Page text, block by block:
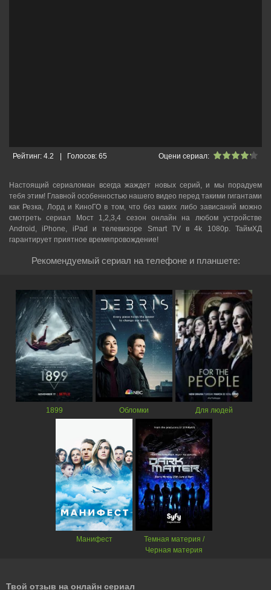
Оцени сериал:
Рейтинг: 4.2 Голосов:65
Настоящий сериаломан всегда жаждет новых серий, и мы порадуем
тебя этим! Главной особенностью нашего видео перед такими гигантами
как Резка, Лорд и КиноГО в том, что без каких либо зависаний можно
смотреть cериал Мост 1,2,3,4 сезон онлайн на любом устройстве
Android, iPhone, iPad и телевизоре Smart TV в 4k 1080p. ТаймХД
гарантирует приятное времяпровождение!
Рекомендуемый сериал на телефоне и планшете:
1899 Обломки Для людей
Манифест
Темная материя /
Черная материя
Твой отзыв на онлайн сериал